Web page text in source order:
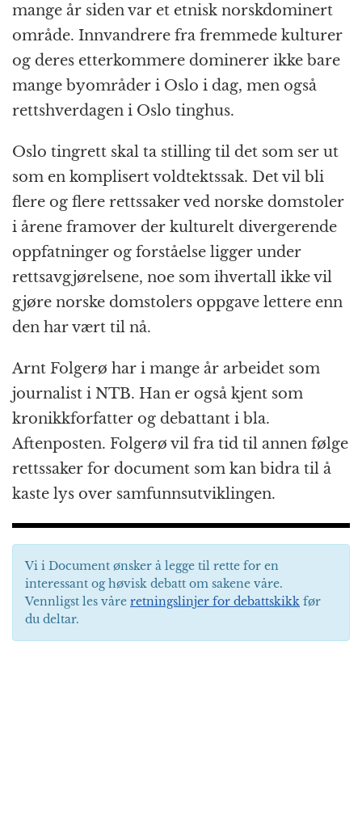
mange år siden var et etnisk norskdominert
område. Innvandrere fra fremmede kulturer
og deres etterkommere dominerer ikke bare
mange byområder i Oslo i dag, men også
rettshverdagen i Oslo tinghus.
Oslo tingrett skal ta stilling til det som ser ut
som en komplisert voldtektssak. Det vil bli
flere og flere rettssaker ved norske domstoler
i årene framover der kulturelt divergerende
oppfatninger og forståelse ligger under
rettsavgjørelsene, noe som ihvertall ikke vil
gjøre norske domstolers oppgave lettere enn
den har vært til nå.
Arnt Folgerø har i mange år arbeidet som
journalist i NTB. Han er også kjent som
kronikkforfatter og debattant i bla.
Aftenposten. Folgerø vil fra tid til annen følge
rettssaker for document som kan bidra til å
kaste lys over samfunnsutviklingen.
Vi i Document ønsker å legge til rette for en
interessant og høvisk debatt om sakene våre.
Vennligst les våre retningslinjer for debattskikk før
du deltar.